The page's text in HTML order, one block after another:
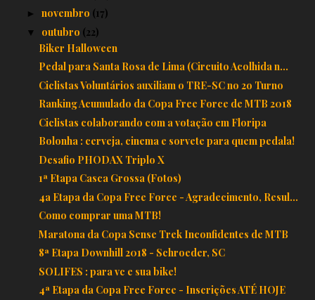
► novembro (17)
▼ outubro (22)
Biker Halloween
Pedal para Santa Rosa de Lima (Circuito Acolhida n...
Ciclistas Voluntários auxiliam o TRE-SC no 2o Turno
Ranking Acumulado da Copa Free Force de MTB 2018
Ciclistas colaborando com a votação em Floripa
Bolonha : cerveja, cinema e sorvete para quem pedala!
Desafio PHODAX Triplo X
1ª Etapa Casca Grossa (Fotos)
4a Etapa da Copa Free Force - Agradecimento, Resul...
Como comprar uma MTB!
Maratona da Copa Sense Trek Inconfidentes de MTB
8ª Etapa Downhill 2018 - Schroeder, SC
SOLIFES : para vc e sua bike!
4ª Etapa da Copa Free Force - Inscrições ATÉ HOJE